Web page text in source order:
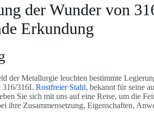
der Wunder von
Erkundung
der Metallurgie leuchten bestimmte
316/316LRostfreier Stahl, bekannt für seine
Sie sich mit uns auf eine Reise, um die
ihre Zusammensetzung, Eigenschaften,